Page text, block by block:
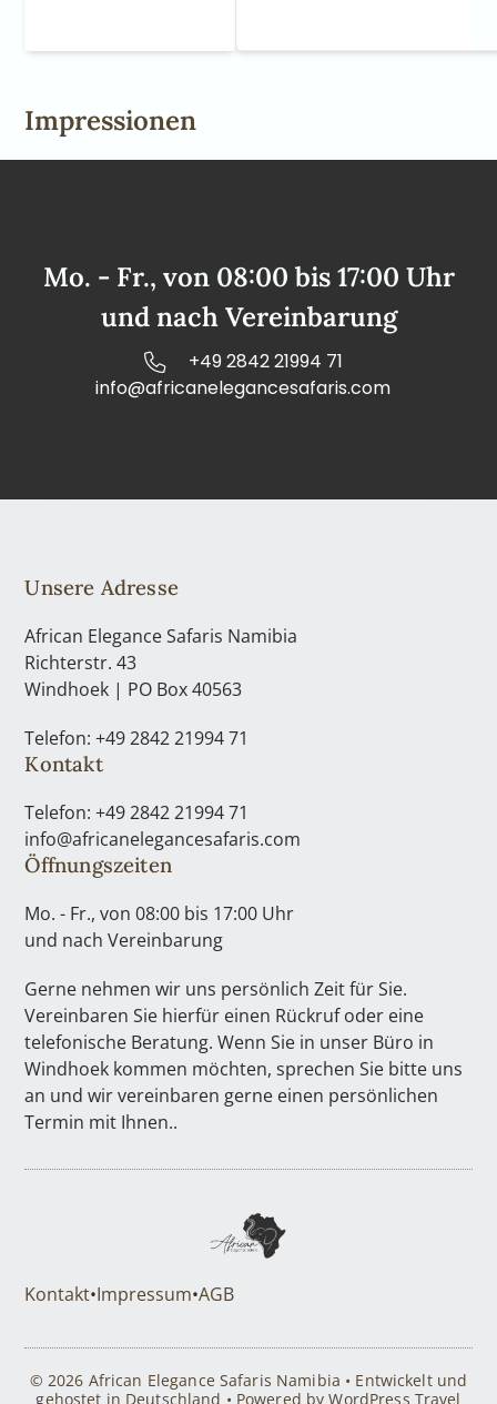
Impressionen
Mo. - Fr., von 08:00 bis 17:00 Uhr
und nach Vereinbarung
+49 2842 21994 71
info@africanelegancesafaris.com
Unsere Adresse
African Elegance Safaris Namibia
Richterstr. 43
Windhoek | PO Box 40563
Telefon: +49 2842 21994 71
Kontakt
Telefon: +49 2842 21994 71
info@africanelegancesafaris.com
Öffnungszeiten
Mo. - Fr., von 08:00 bis 17:00 Uhr
und nach Vereinbarung
Gerne nehmen wir uns persönlich Zeit für Sie.
Vereinbaren Sie hierfür einen Rückruf oder eine
telefonische Beratung. Wenn Sie in unser Büro in
Windhoek kommen möchten, sprechen Sie bitte uns
an und wir vereinbaren gerne einen persönlichen
Termin mit Ihnen..
Kontakt•Impressum•AGB
© 2026 African Elegance Safaris Namibia • Entwickelt und
gehostet in Deutschland • Powered by WordPress Travel